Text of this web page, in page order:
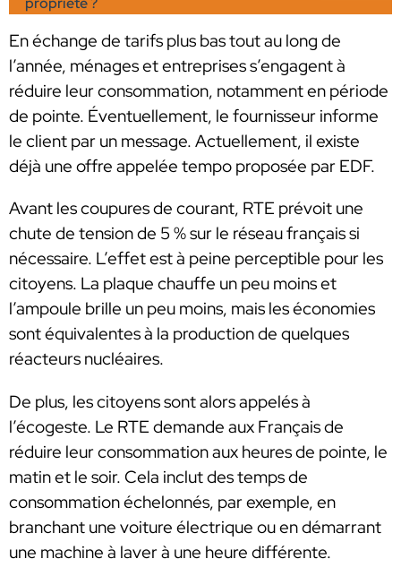
En échange de tarifs plus bas tout au long de
l’année, ménages et entreprises s’engagent à
réduire leur consommation, notamment en période
de pointe. Éventuellement, le fournisseur informe
le client par un message. Actuellement, il existe
déjà une offre appelée tempo proposée par EDF.
Avant les coupures de courant, RTE prévoit une
chute de tension de 5 % sur le réseau français si
nécessaire. L’effet est à peine perceptible pour les
citoyens. La plaque chauffe un peu moins et
l’ampoule brille un peu moins, mais les économies
sont équivalentes à la production de quelques
réacteurs nucléaires.
De plus, les citoyens sont alors appelés à
l’écogeste. Le RTE demande aux Français de
réduire leur consommation aux heures de pointe, le
matin et le soir. Cela inclut des temps de
consommation échelonnés, par exemple, en
branchant une voiture électrique ou en démarrant
une machine à laver à une heure différente.